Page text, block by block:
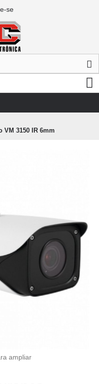
se
VM 3150 IR 6mm
ampliar